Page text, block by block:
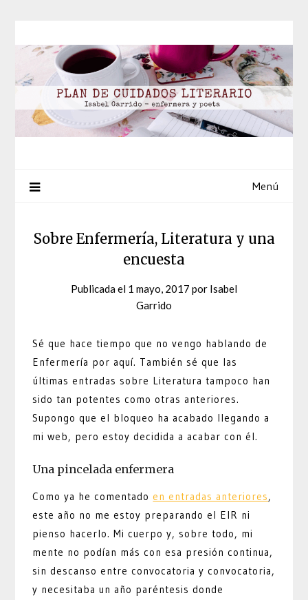
contenido
Menú
Sobre Enfermería, Literatura y una
encuesta
Publicada el 1 mayo, 2017 por Isabel
Garrido
Sé que hace tiempo que no vengo hablando de
Enfermería por aquí. También sé que las
últimas entradas sobre Literatura tampoco han
sido tan potentes como otras anteriores.
Supongo que el bloqueo ha acabado llegando a
mi web, pero estoy decidida a acabar con él.
Una pincelada enfermera
Como ya he comentado en entradas anteriores,
este año no me estoy preparando el EIR ni
pienso hacerlo. Mi cuerpo y, sobre todo, mi
mente no podían más con esa presión continua,
sin descanso entre convocatoria y convocatoria,
y necesitaba un año paréntesis donde